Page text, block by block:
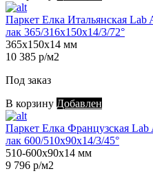
Паркет Елка Итальянская
лак 365/316х150х14/3/72°
365х150х14 мм
10 385 р/м2
Под заказ
В корзину Добавлен
Паркет Елка Французская
лак 600/510х90х14/3/45°
510-600х90х14 мм
9 796 р/м2